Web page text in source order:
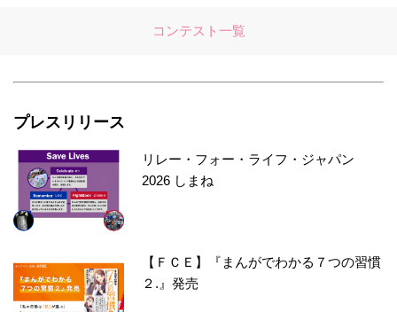
コンテスト一覧
プレスリリース
リレー・フォー・ライフ・ジャパン
2026 しまね
【ＦＣＥ】『まんがでわかる７つの習慣
２.』発売